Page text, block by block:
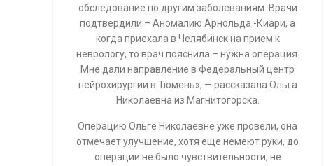
обследование по другим заболеваниям. Врачи
подтвердили – Аномалию Арнольда -Киари, а
когда приехала в Челябинск на прием к
неврологу, то врач пояснила – нужна операция.
Мне дали направление в Федеральный центр
нейрохирургии в Тюмень», — рассказала Ольга
Николаевна из Магнитогорска.
Операцию Ольге Николаевне уже провели, она
отмечает улучшение, хотя еще немеют руки, до
операции не было чувствительности, не